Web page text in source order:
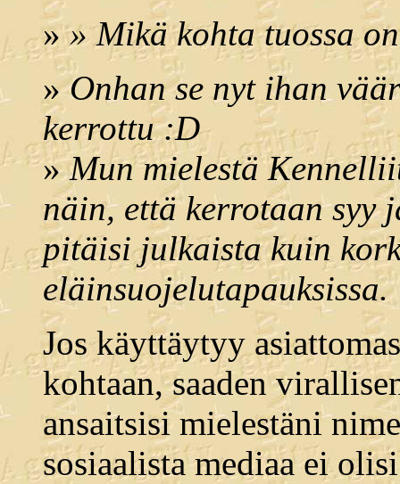
»» Mikä kohta tuossa
»Onhan se nyt ihan
kerrottu :D
»Mun mielestä
näin, että kerrotaan syy
pitäisi julkaista kuin
eläinsuojelutapauksissa.
Jos käyttäytyy
kohtaan, saaden
ansaitsisi mielestäni
sosiaalista mediaa ei